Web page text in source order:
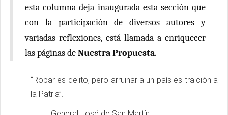
esta columna deja inaugurada esta sección que
con la participación de diversos autores y
variadas reflexiones, está llamada a enriquecer
las páginas deNuestra Propuesta.
“Robar es delito, pero arruinar a un país es traición a
la Patria”.